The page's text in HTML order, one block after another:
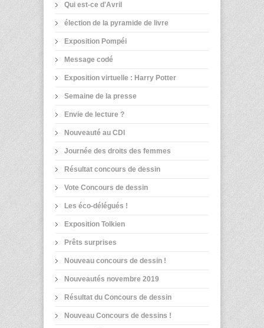
Qui est-ce d'Avril
élection de la pyramide de livre
Exposition Pompéi
Message codé
Exposition virtuelle : Harry Potter
Semaine de la presse
Envie de lecture ?
Nouveauté au CDI
Journée des droits des femmes
Résultat concours de dessin
Vote Concours de dessin
Les éco-délégués !
Exposition Tolkien
Prêts surprises
Nouveau concours de dessin !
Nouveautés novembre 2019
Résultat du Concours de dessin
Nouveau Concours de dessins !